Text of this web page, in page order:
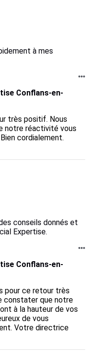
à mes
Conflans-en-
très positif. Nous
notre réactivité vous
cordialement.
conseils donnés et
Expertise.
Conflans-en-
pour ce retour très
constater que notre
à la hauteur de vos
de vous
Votre directrice